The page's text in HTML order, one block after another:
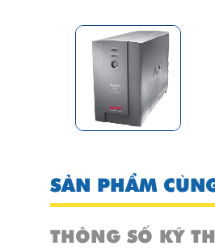
SẢN PHẨM
THÔNG SỐ KỸ